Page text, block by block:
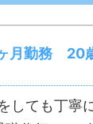
月勤務 20
ても丁寧